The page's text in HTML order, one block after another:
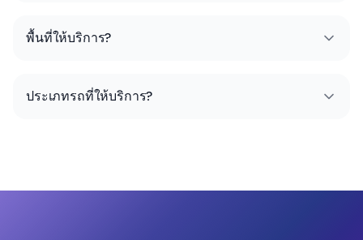
พื้นที่ให้บริการ?
ประเภทรถที่ให้บริการ?